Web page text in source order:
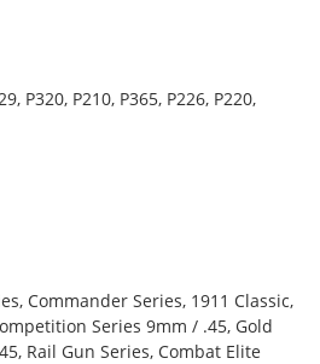
P320, P210, P365, P226, P220,
Commander Series, 1911 Classic,
Series 9mm / .45, Gold
Rail Gun Series, Combat Elite